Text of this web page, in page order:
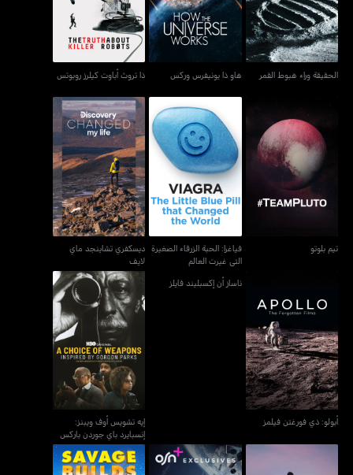
الحقيقة وراء هبوط القمر هاو ذا يونيفرس وركس ذا تروث أباوت كيلرز روبوتس
تيم بلوتو
تيم بلوتو
فياغرا: الحبة الزرقاء الصغيرة
التي غيرت العالم
فياغرا: الحبة الزرقاء الصغيرة
التي غيرت العالم
ديسكفري تشاينجد ماي
لايف
ديسكفري تشاينجد ماي
لايف
أبولو: ذي فورغتن فيلمز
أبولو: ذي فورغتن فيلمز
ناساز أن إكسبليند فايلز
إيه تشويس أوف ويبنز:
إنسبايرد باي جوردن باركس
إيه تشويس أوف ويبنز:
إنسبايرد باي جوردن باركس